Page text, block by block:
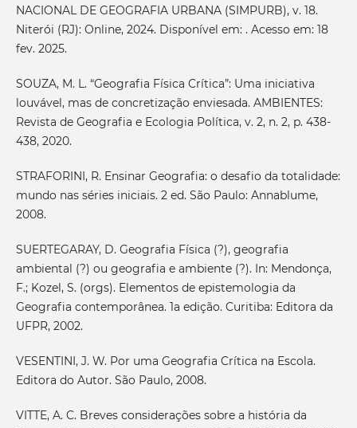
NACIONAL DE GEOGRAFIA URBANA (SIMPURB), v. 18.
Niterói (RJ): Online, 2024. Disponível em: . Acesso em: 18
fev. 2025.
SOUZA, M. L. “Geografia Física Crítica”: Uma iniciativa
louvável, mas de concretização enviesada. AMBIENTES:
Revista de Geografia e Ecologia Política, v. 2, n. 2, p. 438-
438, 2020.
STRAFORINI, R. Ensinar Geografia: o desafio da totalidade:
mundo nas séries iniciais. 2 ed. São Paulo: Annablume,
2008.
SUERTEGARAY, D. Geografia Física (?), geografia
ambiental (?) ou geografia e ambiente (?). In: Mendonça,
F.; Kozel, S. (orgs). Elementos de epistemologia da
Geografia contemporânea. 1a edição. Curitiba: Editora da
UFPR, 2002.
VESENTINI, J. W. Por uma Geografia Crítica na Escola.
Editora do Autor. São Paulo, 2008.
VITTE, A. C. Breves considerações sobre a história da